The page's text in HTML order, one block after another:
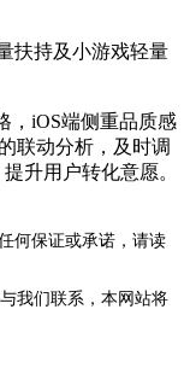
扶持及小游戏轻量
iOS端侧重品质感
联动分析，及时调
升用户转化意愿。
何保证或承诺，请读
我们联系，本网站将